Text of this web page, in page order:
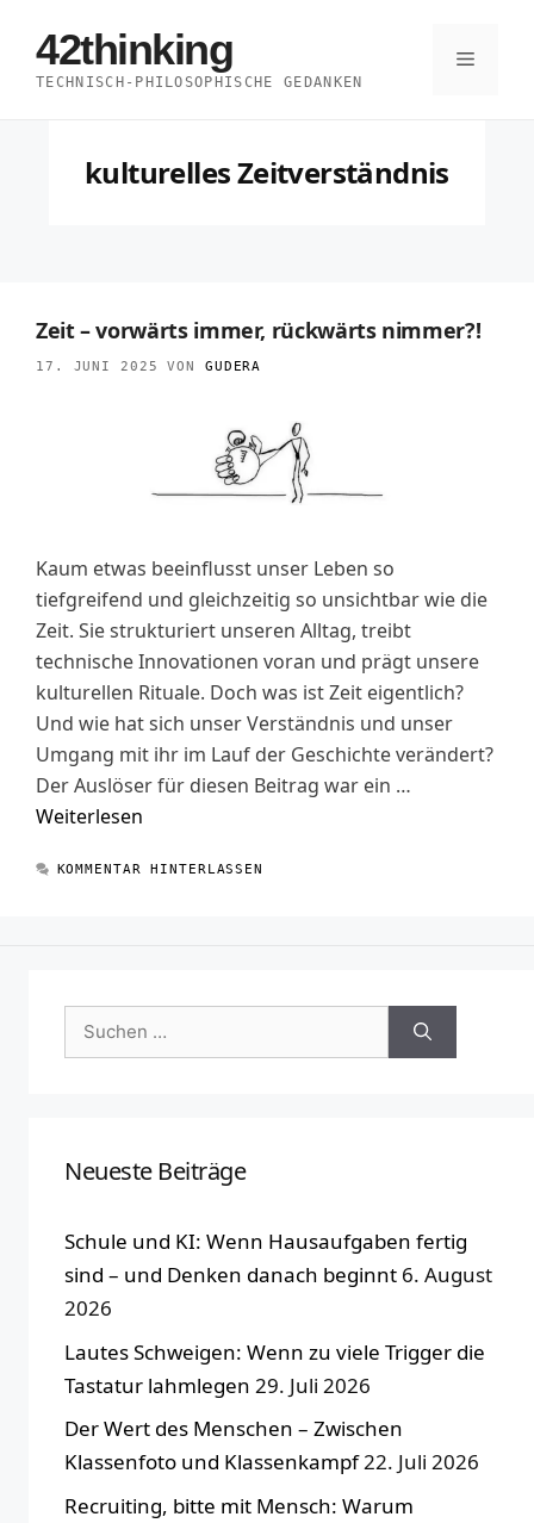
Inhalt
springen
42thinking
TECHNISCH-PHILOSOPHISCHE GEDANKEN
Menü
kulturelles Zeitverständnis
Zeit – vorwärts immer, rückwärts nimmer?!
17. JUNI 2025 VON GUDERA
Kaum etwas beeinflusst unser Leben so
tiefgreifend und gleichzeitig so unsichtbar wie die
Zeit. Sie strukturiert unseren Alltag, treibt
technische Innovationen voran und prägt unsere
kulturellen Rituale. Doch was ist Zeit eigentlich?
Und wie hat sich unser Verständnis und unser
Umgang mit ihr im Lauf der Geschichte verändert?
Der Auslöser für diesen Beitrag war ein …
Weiterlesen
KOMMENTAR HINTERLASSEN
Suchen
nach:
Neueste Beiträge
Schule und KI: Wenn Hausaufgaben fertig
sind – und Denken danach beginnt 6. August
2026
Lautes Schweigen: Wenn zu viele Trigger die
Tastatur lahmlegen 29. Juli 2026
Der Wert des Menschen – Zwischen
Klassenfoto und Klassenkampf22. Juli 2026
Recruiting, bitte mit Mensch: Warum